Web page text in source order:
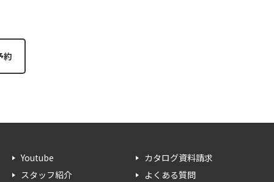
Youtube
スタッフ紹介
カタログ資料請求
よくある質問